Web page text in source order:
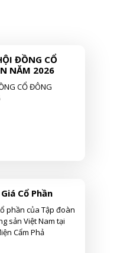
ĐỒNG CỔ
NĂM 2026
CỔ ĐÔNG
Cổ Phần
phần của Tập đoàn
sản Việt Nam tại
Cẩm Phả